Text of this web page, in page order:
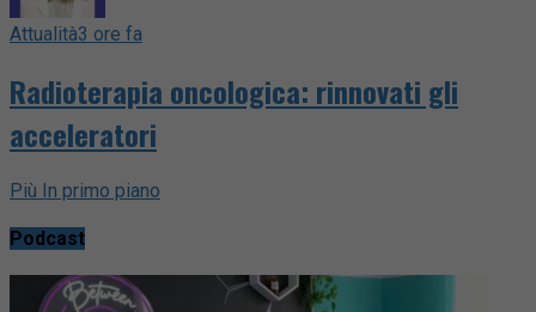
Attualità3 ore fa
Radioterapia oncologica: rinnovati gli
acceleratori
Più In primo piano
Podcast